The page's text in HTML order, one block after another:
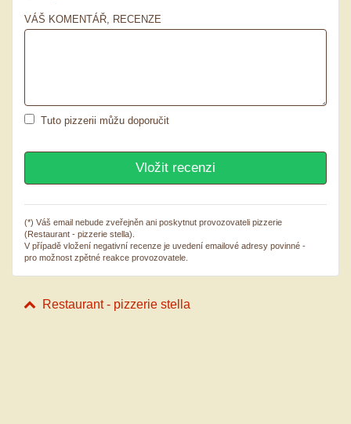
VÁŠ KOMENTÁŘ, RECENZE
Tuto pizzerii můžu doporučit
(*) Váš email nebude zveřejněn ani poskytnut provozovateli pizzerie
(Restaurant - pizzerie stella).
V případě vložení negativní recenze je uvedení emailové adresy povinné -
pro možnost zpětné reakce provozovatele.
Restaurant - pizzerie stella